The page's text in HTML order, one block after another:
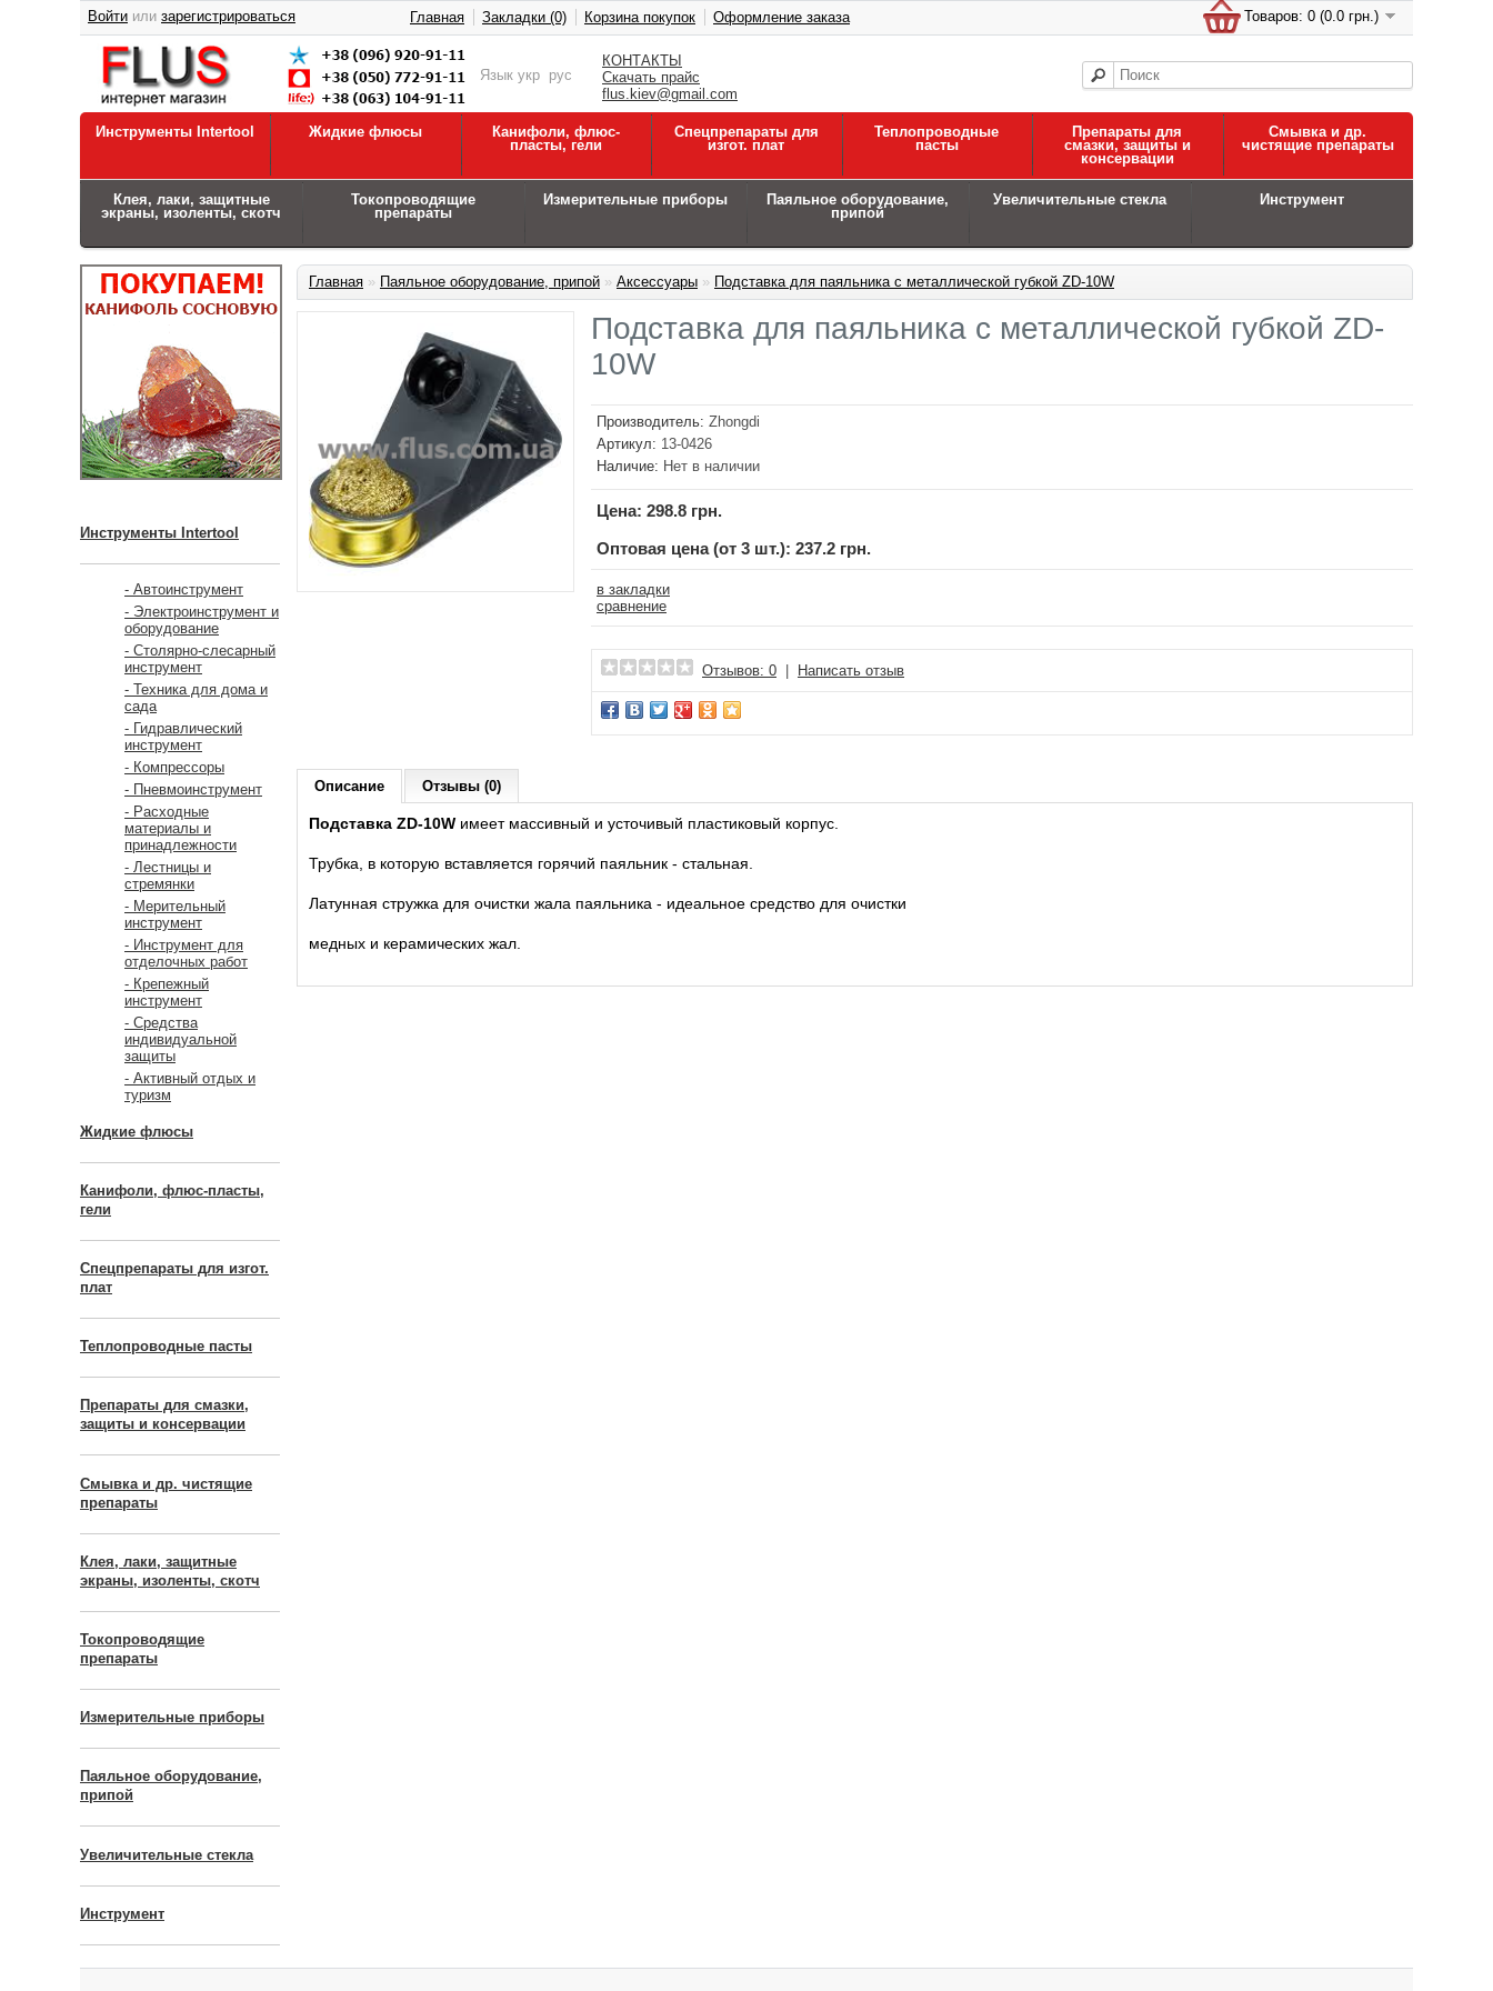
КОНТАКТЫ
Скачать прайс
flus.kiev@gmail.com
Язык укр рус
Товаров: 0 (0.0 грн.)
Войти или зарегистрироваться Главная Закладки (0) Корзина покупок Оформление заказа
Инструменты Intertool Жидкие флюсы
Канифоли, флюс-
пласты, гели
Спецпрепараты для
изгот. плат
Теплопроводные
пасты
Препараты для
смазки, защиты и
консервации
Смывка и др.
чистящие препараты
Клея, лаки, защитные
экраны, изоленты, скотч
Токопроводящие
препараты
Измерительные приборы
Паяльное оборудование,
припой
Увеличительные стекла Инструмент
Инструменты Intertool
- Автоинструмент
- Электроинструмент и
оборудование
- Столярно-слесарный
инструмент
- Техника для дома и
сада
- Гидравлический
инструмент
- Компрессоры
- Пневмоинструмент
- Расходные
материалы и
принадлежности
- Лестницы и
стремянки
- Мерительный
инструмент
- Инструмент для
отделочных работ
- Крепежный
инструмент
- Средства
индивидуальной
защиты
- Активный отдых и
туризм
Жидкие флюсы
Канифоли, флюс-пласты,
гели
Спецпрепараты для изгот.
плат
Теплопроводные пасты
Препараты для смазки,
защиты и консервации
Смывка и др. чистящие
препараты
Клея, лаки, защитные
экраны, изоленты, скотч
Токопроводящие
препараты
Измерительные приборы
Паяльное оборудование,
припой
Увеличительные стекла
Инструмент
Главная » Паяльное оборудование, припой » Аксессуары » Подставка для паяльника с металлической губкой ZD-10W
Подставка для паяльника с металлической губкой ZD-
10W
Производитель: Zhongdi
Артикул: 13-0426
Наличие: Нет в наличии
Цена: 298.8 грн.
Оптовая цена (от 3 шт.): 237.2 грн.
в закладки
сравнение
Отзывов: 0 Написать отзыв
Описание Отзывы (0)
Подставка ZD-10W имеет массивный и усточивый пластиковый корпус.
Трубка, в которую вставляется горячий паяльник - стальная.
Латунная стружка для очистки жала паяльника - идеальное средство для очистки
медных и керамических жал.